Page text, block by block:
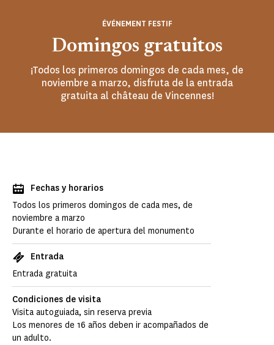
Domingos gratuitos
ÉVÉNEMENT FESTIF
¡Todos los primeros domingos de cada mes, de
noviembre a marzo, disfruta de la entrada
gratuita al château de Vincennes!
Fechas y horarios
Todos los primeros domingos de cada mes, de
noviembre a marzo
Durante el horario de apertura del monumento
Entrada
Entrada gratuita
Condiciones de visita
Visita autoguiada, sin reserva previa
Los menores de 16 años deben ir acompañados de
un adulto.